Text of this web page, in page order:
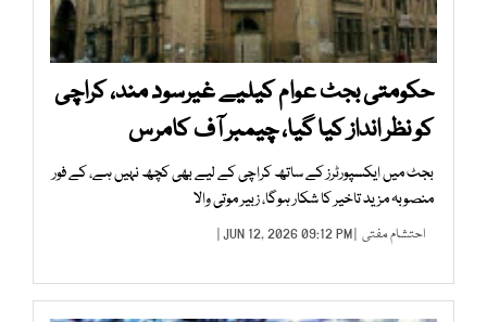
حکومتی بجٹ عوام کیلیے غیرسود مند، کراچی
کو نظر انداز کیا گیا، چیمبر آف کامرس
بجٹ میں ایکسپورٹرز کے ساتھ کراچی کے لیے بھی کچھ نہیں ہے، کے فور
منصوبہ مزید تاخیر کا شکار ہوگا، زبیر موتی والا
احتشام مفتی | JUN 12, 2026 09:12 PM |